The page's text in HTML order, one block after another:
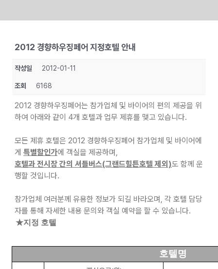
content2012 경향하우징페어 지정호텔 안내
작성일 2012-01-11
조회 6168
2012 경향하우징페어는 참가업체 및 바이어의 편의 제공을 위
하여 아래와 같이 4개 호텔과 업무 제휴를 맺고 있습니다.
모든 제휴 호텔은 2012 경향하우징페어 참가업체 및 바이어에
게 특별할인가에 객실을 제공하며,
호텔과 전시장 간의 셔틀버스(그랜드힐튼호텔 제외)도 함께 운
행할 것입니다.
참가업체 여러분께 유용한 정보가 되길 바라오며, 각 호텔 담당
자를 통해 자세한 내용 문의와 객실 예약을 할 수 있습니다.
★지정 호텔
호텔명